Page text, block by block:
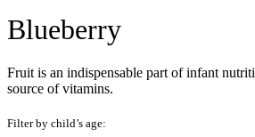
Blueberry
Fruit is an indispensable part of infant
source of vitamins.
Filter by child’s age: